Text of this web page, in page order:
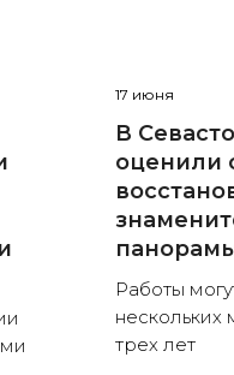
17 июня
В
оценили
Работы
нескольких
трех лет